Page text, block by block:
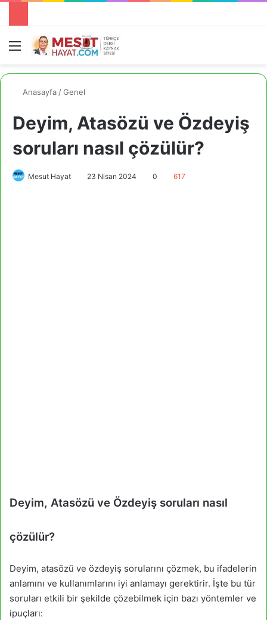
Menü
Anasayfa /Genel
Deyim, Atasözü ve Özdeyiş
soruları nasıl çözülür?
Mesut Hayat 23 Nisan 2024 0 617
Deyim, Atasözü ve Özdeyiş soruları nasıl
çözülür?
Deyim, atasözü ve özdeyiş sorularını çözmek, bu ifadelerin
anlamını ve kullanımlarını iyi anlamayı gerektirir. İşte bu tür
soruları etkili bir şekilde çözebilmek için bazı yöntemler ve
ipuçları: